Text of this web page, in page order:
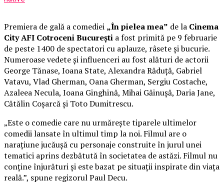
Premiera de gală a comediei „În pielea mea” de la Cinema
City AFI Cotroceni București a fost primită pe 9 februarie
de peste 1400 de spectatori cu aplauze, râsete și bucurie.
Numeroase vedete și influenceri au fost alături de actorii
George Tănase, Ioana State, Alexandra Răduță, Gabriel
Vatavu, Vlad Gherman, Oana Gherman, Sergiu Costache,
Azaleea Necula, Ioana Ginghină, Mihai Găinușă, Daria Jane,
Cătălin Coșarcă și Toto Dumitrescu.
„Este o comedie care nu urmărește tiparele ultimelor
comedii lansate în ultimul timp la noi. Filmul are o
narațiune jucăușă cu personaje construite în jurul unei
tematici aprins dezbătută în societatea de astăzi. Filmul nu
conține înjurături și este bazat pe situații inspirate din viața
reală.”, spune regizorul Paul Decu.